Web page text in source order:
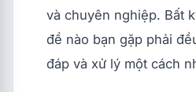
và chuyên nghiệp. Bất
đề nào bạn gặp phải
đáp và xử lý một cách